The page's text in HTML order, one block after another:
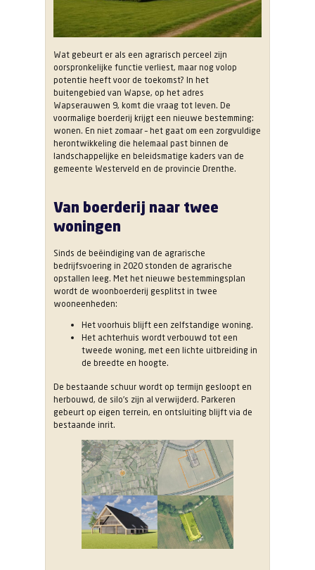
Wat gebeurt er als een agrarisch perceel zijn
oorspronkelijke functie verliest, maar nog volop
potentie heeft voor de toekomst? In het
buitengebied van Wapse, op het adres
Wapserauwen 9, komt die vraag tot leven. De
voormalige boerderij krijgt een nieuwe bestemming:
wonen. En niet zomaar – het gaat om een zorgvuldige
herontwikkeling die helemaal past binnen de
landschappelijke en beleidsmatige kaders van de
gemeente Westerveld en de provincie Drenthe.
Van boerderij naar twee
woningen
Sinds de beëindiging van de agrarische
bedrijfsvoering in 2020 stonden de agrarische
opstallen leeg. Met het nieuwe bestemmingsplan
wordt de woonboerderij gesplitst in twee
wooneenheden:
Het voorhuis blijft een zelfstandige woning.
Het achterhuis wordt verbouwd tot een
tweede woning, met een lichte uitbreiding in
de breedte en hoogte.
De bestaande schuur wordt op termijn gesloopt en
herbouwd, de silo’s zijn al verwijderd. Parkeren
gebeurt op eigen terrein, en ontsluiting blijft via de
bestaande inrit.